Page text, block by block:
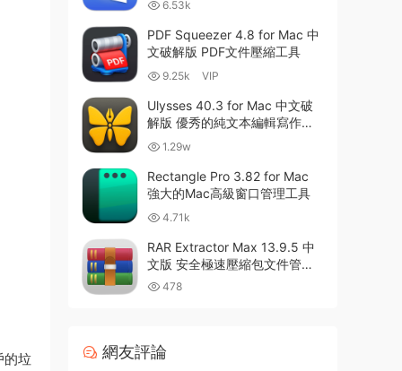
的垃
6.53k
PDF Squeezer 4.8 for Mac 中
文破解版 PDF文件壓縮工具
9.25k VIP
Ulysses 40.3 for Mac 中文破
解版 優秀的純文本編輯寫作軟
件 1.29w
Rectangle Pro 3.82 for Mac
強大的Mac高級窗口管理工具
4.71k
RAR Extractor Max 13.9.5 中
文版 安全極速壓縮包文件管理
器 478
網友評論